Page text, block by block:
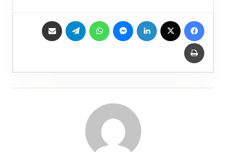
فيسبوك لينكدإن ماسنجر واتساب تيلقرام
طباعة